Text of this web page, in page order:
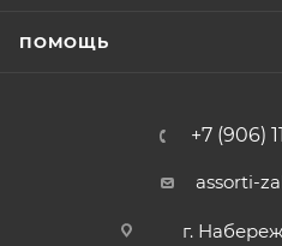
ПОМОЩЬ
+7 (906)
assorti-
г.